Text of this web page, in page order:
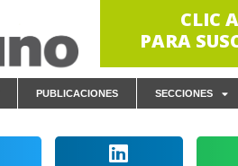
CLIC
PARA
PUBLICACIONES SECCIONES